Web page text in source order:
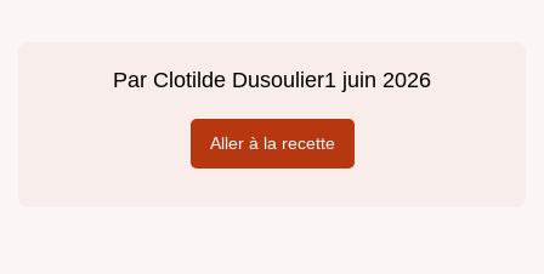
Par Clotilde Dusoulier1 juin 2026
Aller à la recette